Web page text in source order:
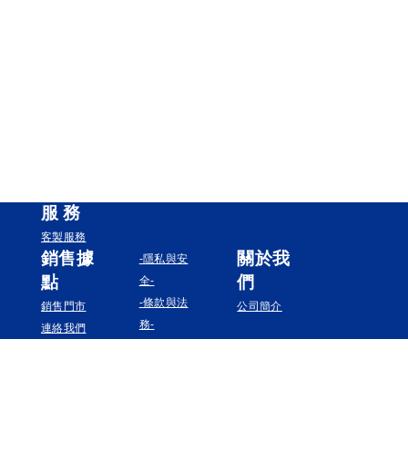
服 務
客製服務
銷售據
點
銷售門市
連絡我們
-隱私與安
全-
-條款與法
務-
關於我
們
公司簡介